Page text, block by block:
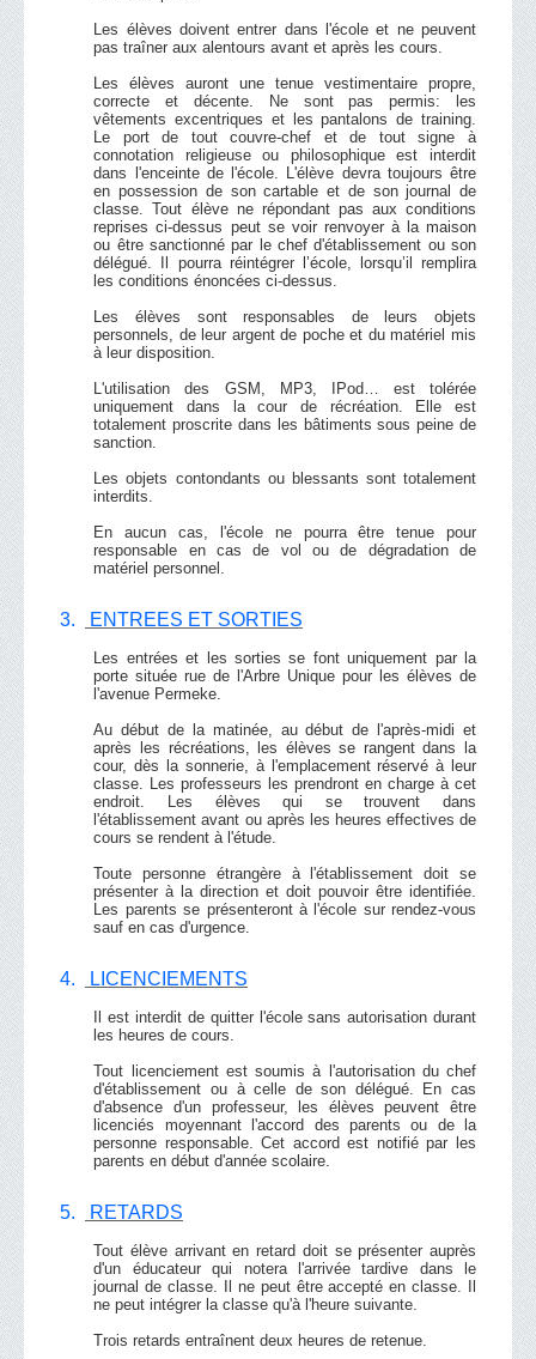
Les élèves doivent entrer dans l'école et ne peuvent
pas traîner aux alentours avant et après les cours.
Les élèves auront une tenue vestimentaire propre,
correcte et décente. Ne sont pas permis: les
vêtements excentriques et les pantalons de training.
Le port de tout couvre-chef et de tout signe à
connotation religieuse ou philosophique est interdit
dans l'enceinte de l'école. L'élève devra toujours être
en possession de son cartable et de son journal de
classe. Tout élève ne répondant pas aux conditions
reprises ci-dessus peut se voir renvoyer à la maison
ou être sanctionné par le chef d'établissement ou son
délégué. Il pourra réintégrer l’école, lorsqu’il remplira
les conditions énoncées ci-dessus.
Les élèves sont responsables de leurs objets
personnels, de leur argent de poche et du matériel mis
à leur disposition.
L'utilisation des GSM, MP3, IPod… est tolérée
uniquement dans la cour de récréation. Elle est
totalement proscrite dans les bâtiments sous peine de
sanction.
Les objets contondants ou blessants sont totalement
interdits.
En aucun cas, l'école ne pourra être tenue pour
responsable en cas de vol ou de dégradation de
matériel personnel.
3. ENTREES ET SORTIES
Les entrées et les sorties se font uniquement par la
porte située rue de l'Arbre Unique pour les élèves de
l'avenue Permeke.
Au début de la matinée, au début de l'après-midi et
après les récréations, les élèves se rangent dans la
cour, dès la sonnerie, à l'emplacement réservé à leur
classe. Les professeurs les prendront en charge à cet
endroit. Les élèves qui se trouvent dans
l'établissement avant ou après les heures effectives de
cours se rendent à l'étude.
Toute personne étrangère à l'établissement doit se
présenter à la direction et doit pouvoir être identifiée.
Les parents se présenteront à l'école sur rendez-vous
sauf en cas d'urgence.
4. LICENCIEMENTS
Il est interdit de quitter l'école sans autorisation durant
les heures de cours.
Tout licenciement est soumis à l'autorisation du chef
d'établissement ou à celle de son délégué. En cas
d'absence d'un professeur, les élèves peuvent être
licenciés moyennant l'accord des parents ou de la
personne responsable. Cet accord est notifié par les
parents en début d'année scolaire.
5. RETARDS
Tout élève arrivant en retard doit se présenter auprès
d'un éducateur qui notera l'arrivée tardive dans le
journal de classe. Il ne peut être accepté en classe. Il
ne peut intégrer la classe qu'à l'heure suivante.
Trois retards entraînent deux heures de retenue.